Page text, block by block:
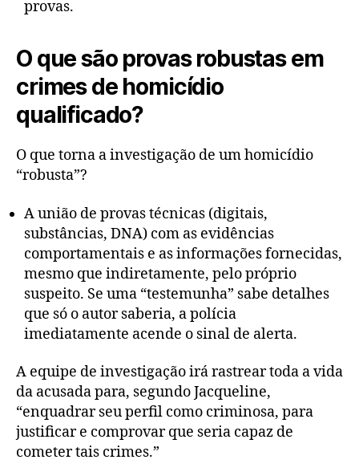
provas.
O que são provas robustas em
crimes de homicídio
qualificado?
O que torna a investigação de um homicídio
“robusta”?
A união de provas técnicas (digitais,
substâncias, DNA) com as evidências
comportamentais e as informações fornecidas,
mesmo que indiretamente, pelo próprio
suspeito. Se uma “testemunha” sabe detalhes
que só o autor saberia, a polícia
imediatamente acende o sinal de alerta.
A equipe de investigação irá rastrear toda a vida
da acusada para, segundo Jacqueline,
“enquadrar seu perfil como criminosa, para
justificar e comprovar que seria capaz de
cometer tais crimes.”